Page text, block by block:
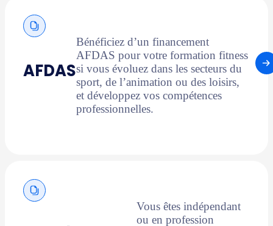
AFDAS
Bénéficiez d’un financement
AFDAS pour votre formation fitness
si vous évoluez dans les secteurs du
sport, de l’animation ou des loisirs,
et développez vos compétences
professionnelles.
Vous êtes indépendant
ou en profession